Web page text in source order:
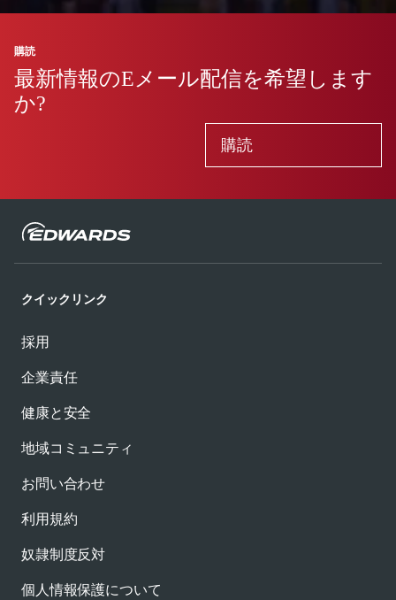
購読
最新情報のEメール配信を希望します
か?
購読
クイックリンク
採用
企業責任
健康と安全
地域コミュニティ
お問い合わせ
利用規約
奴隷制度反対
個人情報保護について